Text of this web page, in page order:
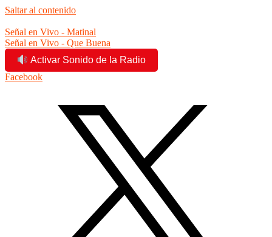
Saltar al contenido
Señal en Vivo - Matinal
Señal en Vivo - Que Buena
Activar Sonido de la Radio
Facebook